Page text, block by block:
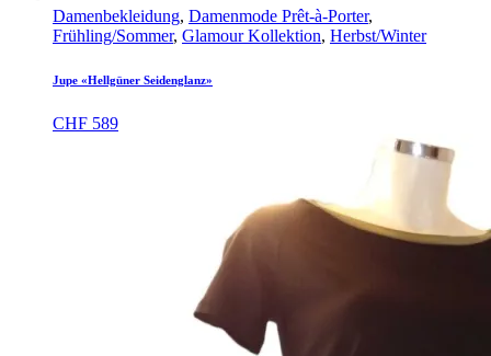
Damenbekleidung, Damenmode Prêt-à-Porter,
Frühling/Sommer, Glamour Kollektion, Herbst/Winter
Jupe «Hellgüner Seidenglanz»
CHF 589